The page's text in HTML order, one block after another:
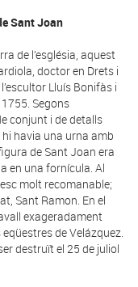
Sant Joan
de l’església, aquest
doctor en Drets i
Lluís Bonifàs i
Segons
conjunt i de detalls
havia una urna amb
de Sant Joan era
en una fornícula. Al
molt recomanable;
Sant Ramon. En el
exageradament
de Velázquez.
destruït el 25 de juliol